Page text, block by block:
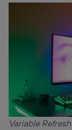
Variable